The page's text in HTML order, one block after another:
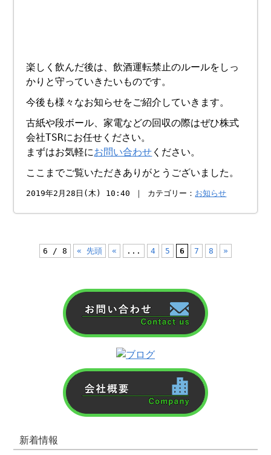
楽しく飲んだ後は、飲酒運転禁止のルールをしっ
かりと守っていきたいものです。
今後も様々なお知らせをご紹介していきます。
古紙や段ボール、家電などの回収の際はぜひ株式
会社TSRにお任せください。
まずはお気軽にお問い合わせ ください。
ここまでご覧いただきありがとうございました。
2019年2月28日(木) 10:40 ｜ カテゴリー： お知らせ
6 / 8 « 先頭 « ... 4 5 6 7 8 »
新着情報